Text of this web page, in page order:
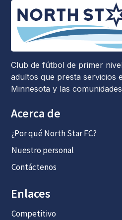
Club de fútbol de primer
adultos que presta servicios
Minnesota y las
Acerca de
¿Por qué North Star FC?
Nuestro personal
Contáctenos
Enlaces
Competitivo